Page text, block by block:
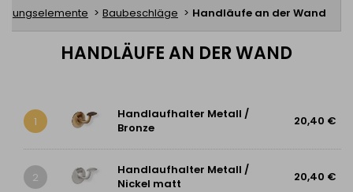
Baubeschläge Handläufe an der Wand
HANDLÄUFE AN DER WAND
1
Handlaufhalter Metall /
Bronze
20,40 €
2
Handlaufhalter Metall /
Nickel matt
20,40 €